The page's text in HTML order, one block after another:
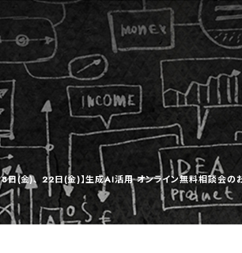
日(金)、 22日(金)】生成AI活用 オンライン無料相談会の